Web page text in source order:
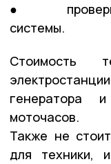
● проверка
системы.
Стоимость
генератора
моточасов.
Также не
для техники,